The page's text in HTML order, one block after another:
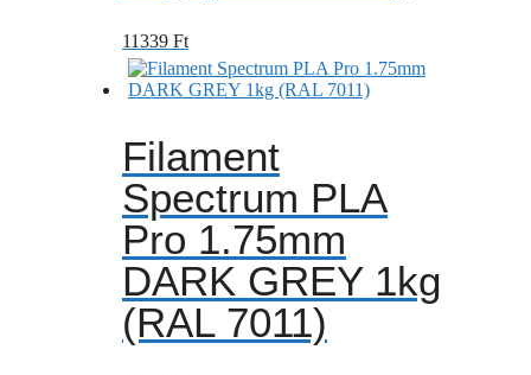
11339 Ft
Filament
Spectrum PLA
Pro 1.75mm
DARK GREY 1kg
(RAL 7011)